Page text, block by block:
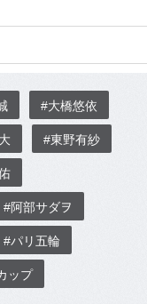
#大橋悠依
#東野有紗
#阿部サダヲ
#パリ五輪
ップ